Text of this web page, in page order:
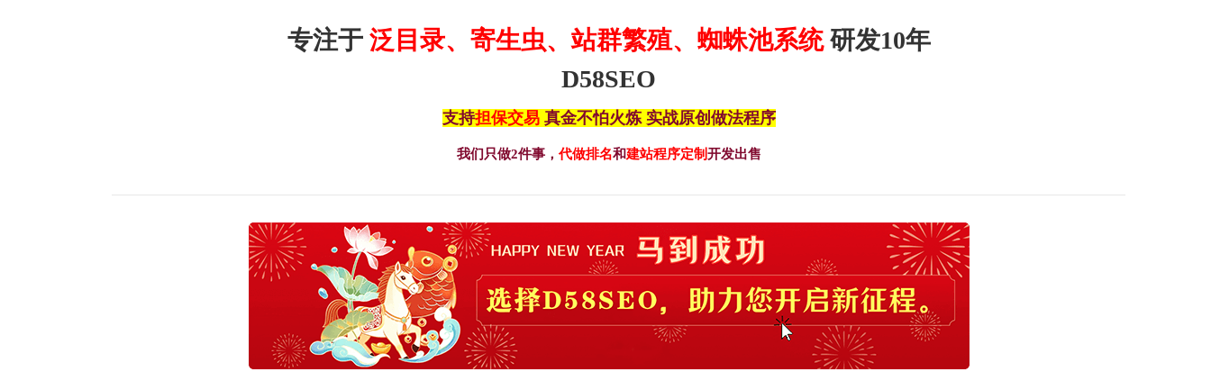
专注于 泛目录、寄生虫、站群繁殖、蜘蛛池系统 研发10年
D58SEO
支持担保交易真金不怕火炼 实战原创做法程序
我们只做2件事， 代做排名和建站程序定制开发出售